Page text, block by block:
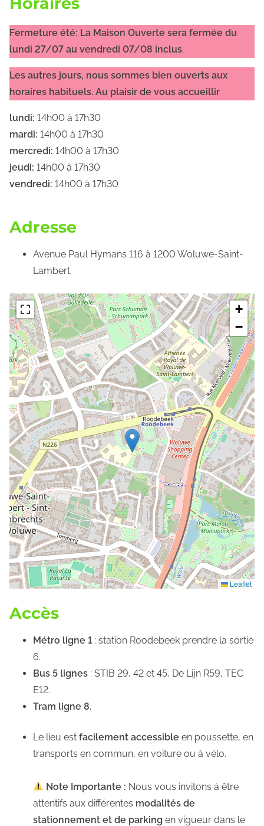
Fermeture été: La Maison Ouverte sera fermée du
lundi 27/07 au vendredi 07/08 inclus.
Les autres jours, nous sommes bien ouverts aux
horaires habituels. Au plaisir de vous accueillir
lundi: 14h00 à 17h30
mardi: 14h00 à 17h30
mercredi: 14h00 à 17h30
jeudi: 14h00 à 17h30
vendredi: 14h00 à 17h30
Adresse
Avenue Paul Hymans 116 à 1200 Woluwe-Saint-
Lambert.
+
−
Leaflet
Accès
Métro ligne 1 : station Roodebeek prendre la sortie
6.
Bus 5 lignes : STIB 29, 42 et 45, De Lijn R59, TEC
E12.
Tram ligne 8.
Le lieu est facilement accessible en poussette, en
transports en commun, en voiture ou à vélo.
Note Importante : Nous vous invitons à être
attentifs aux différentes modalités de
stationnement et de parking en vigueur dans le